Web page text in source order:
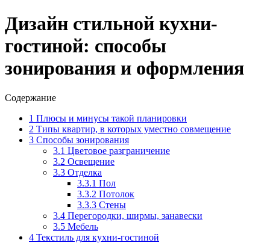
Дизайн стильной кухни-
гостиной: способы
зонирования и оформления
Содержание
1 Плюсы и минусы такой планировки
2 Типы квартир, в которых уместно совмещение
3 Способы зонирования
3.1 Цветовое разграничение
3.2 Освещение
3.3 Отделка
3.3.1 Пол
3.3.2 Потолок
3.3.3 Стены
3.4 Перегородки, ширмы, занавески
3.5 Мебель
4 Текстиль для кухни-гостиной